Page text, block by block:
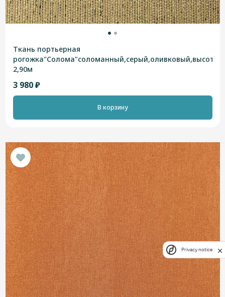
Ткань портьерная
2,90м
3 980 ₽
В корзину
Privacy notice